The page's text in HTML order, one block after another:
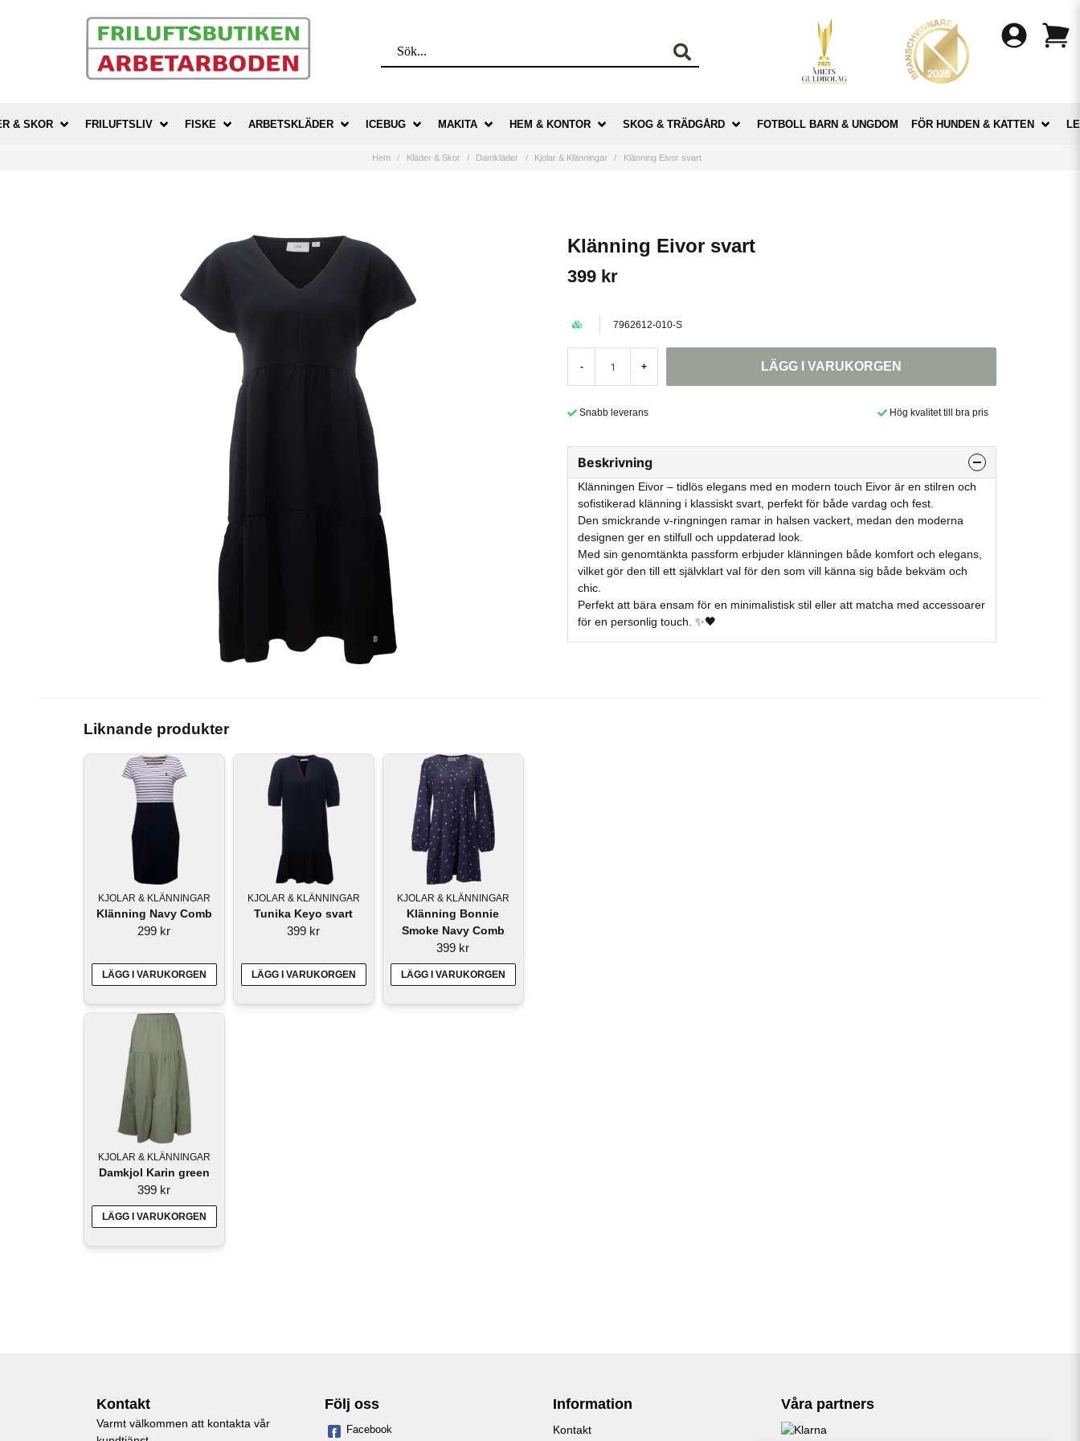
& SKOR FRILUFTSLIV FISKE ARBETSKLÄDER ICEBUG MAKITA HEM & KONTOR SKOG & TRÄDGÅRD FOTBOLL BARN & UNGDOM FÖR HUNDEN & KATTEN
Hem Kläder & Skor Damkläder Kjolar & Klänningar Klänning Eivor svart
Klänning Eivor svart
399 kr
7962612-010-S
- + LÄGG I VARUKORGEN
Snabb leverans Hög kvalitet till bra pris
Beskrivning
Klänningen Eivor – tidlös elegans med en modern touch Eivor är en stilren och
sofistikerad klänning i klassiskt svart, perfekt för både vardag och fest.
Den smickrande v-ringningen ramar in halsen vackert, medan den moderna
designen ger en stilfull och uppdaterad look.
Med sin genomtänkta passform erbjuder klänningen både komfort och elegans,
vilket gör den till ett självklart val för den som vill känna sig både bekväm och
chic.
Perfekt att bära ensam för en minimalistisk stil eller att matcha med accessoarer
för en personlig touch. ✨🖤
Liknande produkter
KJOLAR & KLÄNNINGAR
Klänning Navy Comb
299 kr
LÄGG I VARUKORGEN
KJOLAR & KLÄNNINGAR
Tunika Keyo svart
399 kr
LÄGG I VARUKORGEN
KJOLAR & KLÄNNINGAR
Klänning Bonnie
Smoke Navy Comb
399 kr
LÄGG I VARUKORGEN
KJOLAR & KLÄNNINGAR
Damkjol Karin green
399 kr
LÄGG I VARUKORGEN
Kontakt
Varmt välkommen att kontakta vår
Följ oss
Facebook
Information
Kontakt
Våra partners